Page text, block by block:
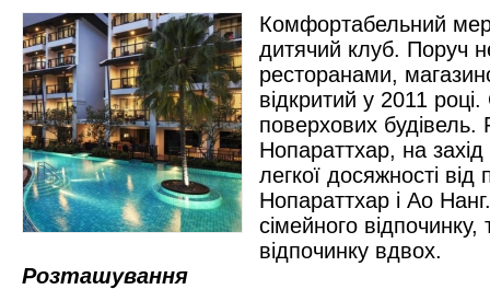
Комфортабельний
дитячий клуб. Поруч
ресторанами,
відкритий у 2011
поверхових
Нопараттхар, на
легкої досяжності
Нопараттхар і Ао
сімейного
відпочинку вдвох.
Розташування